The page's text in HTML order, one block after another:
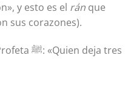
y esto es el rán que
sus corazones).
Al-Hassan Al-Basri dijo que al-Ránn es cometer una falta tras otra. Y en el hadiz, dice el Profeta ﷺ: «Quien deja tres